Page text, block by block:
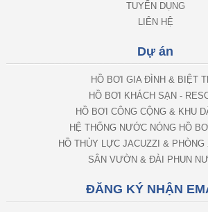
TUYỂN DỤNG
LIÊN HỆ
Dự án
HỒ BƠI GIA ĐÌNH & BIỆT
HỒ BƠI KHÁCH SẠN -
HỒ BƠI CÔNG CỘNG & KHU
HỆ THỐNG NƯỚC NÓNG HỒ
HỒ THỦY LỰC JACUZZI & PHÒNG
SÂN VƯỜN & ĐÀI PHUN
ĐĂNG KÝ NHẬN